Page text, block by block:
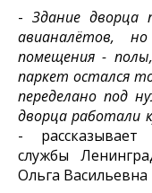
- Здание дворца
авианалётов,
помещения -
паркет остался
переделано под
дворца работали
- рассказывает
службы
Ольга